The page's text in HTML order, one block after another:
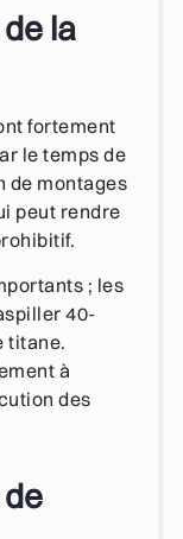
la
fortement
le temps de
de montages
peut rendre
; les
40-
titane.
à
des